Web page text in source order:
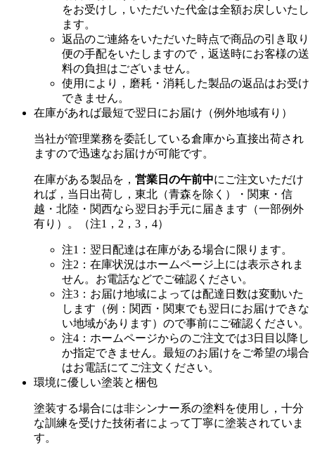
をお受けし，いただいた代金は全額お戻しいたし
ます。
返品のご連絡をいただいた時点で商品の引き取り
便の手配をいたしますので，返送時にお客様の送
料の負担はございません。
使用により，磨耗・消耗した製品の返品はお受け
できません。
在庫があれば最短で翌日にお届け（例外地域有り）
当社が管理業務を委託している倉庫から直接出荷され
ますので迅速なお届けが可能です。
在庫がある製品を， 営業日の午前中にご注文いただけ
れば，当日出荷し，東北（青森を除く）・関東・信
越・北陸・関西なら翌日お手元に届きます（一部例外
有り）。（注1，2，3，4）
注1：翌日配達は在庫がある場合に限ります。
注2：在庫状況はホームページ上には表示されま
せん。お電話などでご確認ください。
注3：お届け地域によっては配達日数は変動いた
します（例：関西・関東でも翌日にお届けできな
い地域があります）ので事前にご確認ください。
注4：ホームページからのご注文では3日目以降し
か指定できません。最短のお届けをご希望の場合
はお電話にてご注文ください。
環境に優しい塗装と梱包
塗装する場合には非シンナー系の塗料を使用し，十分
な訓練を受けた技術者によって丁寧に塗装されていま
す。